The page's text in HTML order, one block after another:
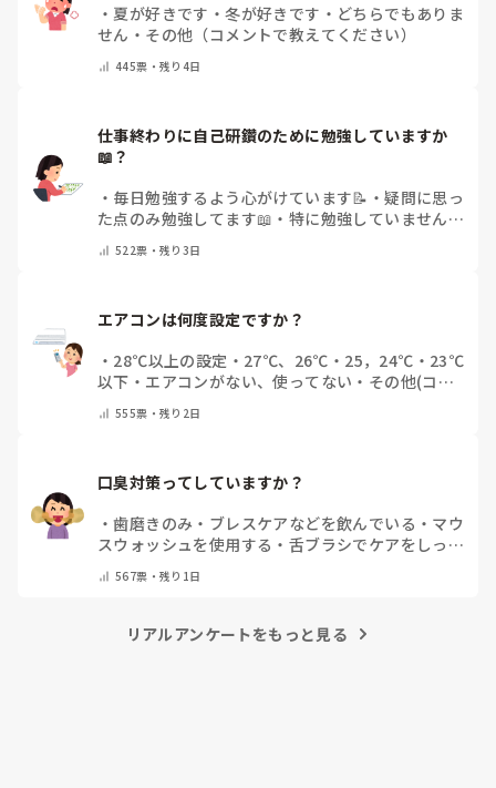
・ 夏が好きです ・冬が好きです ・ どちらでもありま
せん ・ その他（コメントで教えてください）
445票・残り4日
仕事終わりに自己研鑽のために勉強していますか
📖？
・ 毎日勉強するよう心がけています📝 ・疑問に思っ
た点のみ勉強してます📖 ・ 特に勉強していません・
522票・残り3日
エアコンは何度設定ですか？
・ 28℃以上の設定 ・ 27℃、26℃ ・ 25，24℃ ・ 23℃
以下 ・ エアコンがない、使ってない ・ その他(コメ
555票・残り2日
口臭対策ってしていますか？
・歯磨きのみ ・ ブレスケアなどを飲んでいる ・ マウ
スウォッシュを使用する ・ 舌ブラシでケアをしっか
いない・その他（コメントで教えてください）
567票・残り1日
リアルアンケートをもっと見る